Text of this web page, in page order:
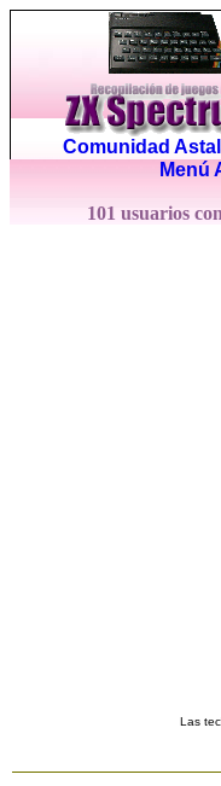
Comunidad
Menú
101 usuarios
Las